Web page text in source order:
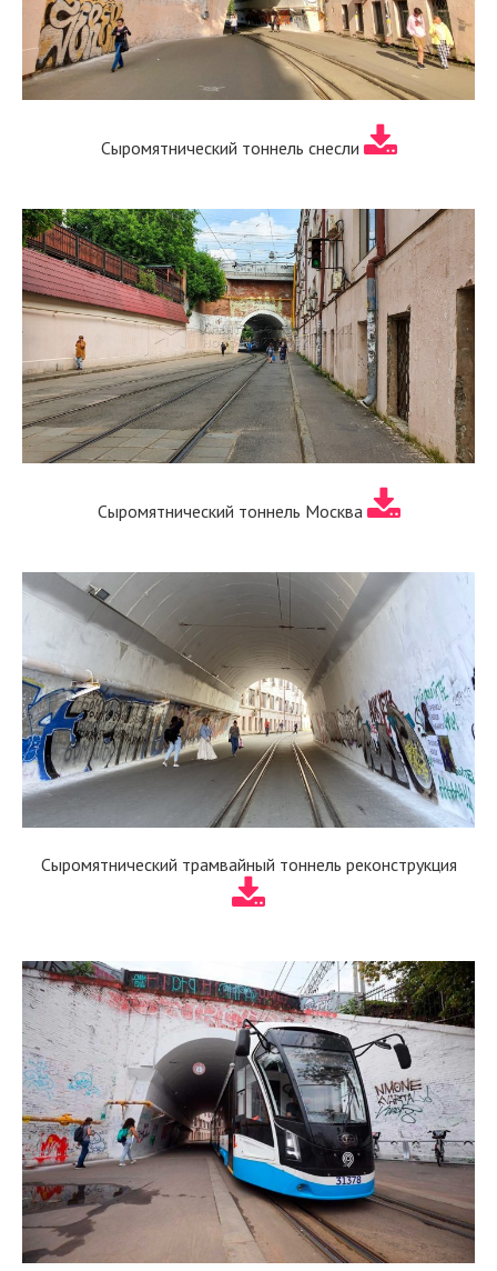
Сыромятнический тоннель снесли
Сыромятнический тоннель Москва
Сыромятнический трамвайный тоннель реконструкция